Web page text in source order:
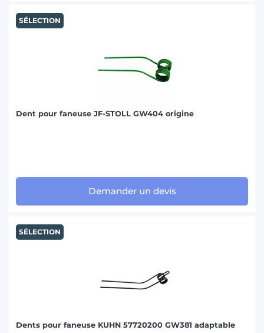
SÉLECTION
Dent pour faneuse JF-STOLL GW404 origine
Demander un devis
SÉLECTION
Dents pour faneuse KUHN 57720200 GW381 adaptable